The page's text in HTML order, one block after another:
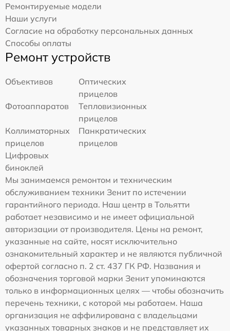
Ремонтируемые модели
Наши услуги
Согласие на обработку персональных данных
Способы оплаты
Ремонт устройств
Объективов
Оптических
прицелов
Фотоаппаратов
Тепловизионных
прицелов
Коллиматорных
прицелов
Панкратических
прицелов
Цифровых
биноклей
Мы занимаемся ремонтом и техническим
обслуживанием техники Зенит по истечении
гарантийного периода. Наш центр в Тольятти
работает независимо и не имеет официальной
авторизации от производителя. Цены на ремонт,
указанные на сайте, носят исключительно
ознакомительный характер и не являются публичной
офертой согласно п. 2 ст. 437 ГК РФ. Названия и
обозначения торговой марки Зенит упоминаются
только в информационных целях — чтобы обозначить
перечень техники, с которой мы работаем. Наша
организация не аффилирована с владельцами
указанных товарных знаков и не представляет их